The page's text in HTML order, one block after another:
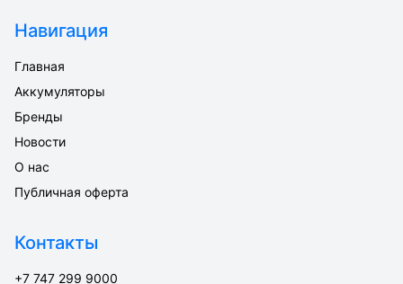
Навигация
Главная
Аккумуляторы
Бренды
Новости
О нас
Публичная оферта
Контакты
+7 747 299 9000